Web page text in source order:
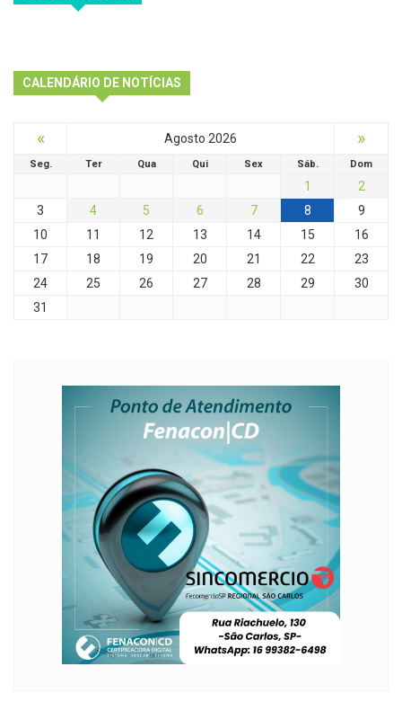
CALENDÁRIO DE NOTÍCIAS
« Agosto 2026 »
Seg. Ter Qua Qui Sex Sáb. Dom
1
2
3
4 5 6 7 8
9
10
11 12 13 14 15
16
17
18 19 20 21 22
23
24
25 26 27 28 29
30
31